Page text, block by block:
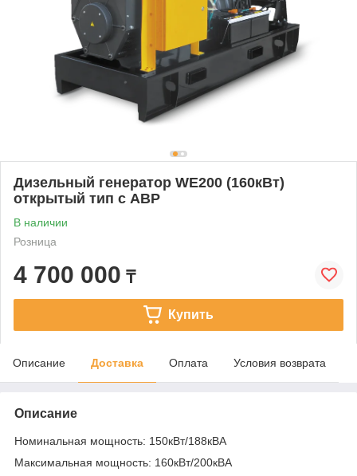
Дизельный генератор WE200 (160кВт)
открытый тип с АВР
В наличии
Розница
4 700 000 ₸
Купить
Описание Доставка Оплата Условия возврата
Описание
Номинальная мощность: 150кВт/188кВА
Максимальная мощность: 160кВт/200кВА